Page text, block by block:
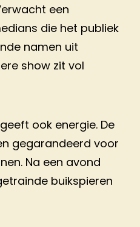
een
die het publiek
namen uit
show zit vol
ook energie. De
gegarandeerd voor
Na een avond
buikspieren